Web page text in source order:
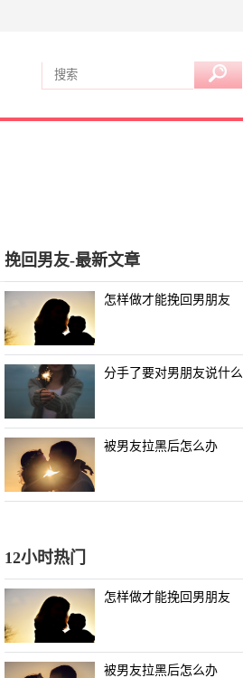
挽回男友-最新文章
怎样做才能挽回男朋友
分手了要对男朋友说什么
被男友拉黑后怎么办
12小时热门
怎样做才能挽回男朋友
被男友拉黑后怎么办